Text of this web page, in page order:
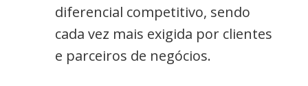
diferencial competitivo, sendo
cada vez mais exigida por clientes
e parceiros de negócios.